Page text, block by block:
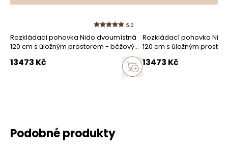
Jak sbíráme recenze?
Recenze zákazníků
5.0
Rozkládací pohovka Nido dvoumístná
120 cm s úložným prostorem - béžový
13473 Kč
Rozkládací pohovka
120 cm s úložným
13473 Kč
Podobné produkty